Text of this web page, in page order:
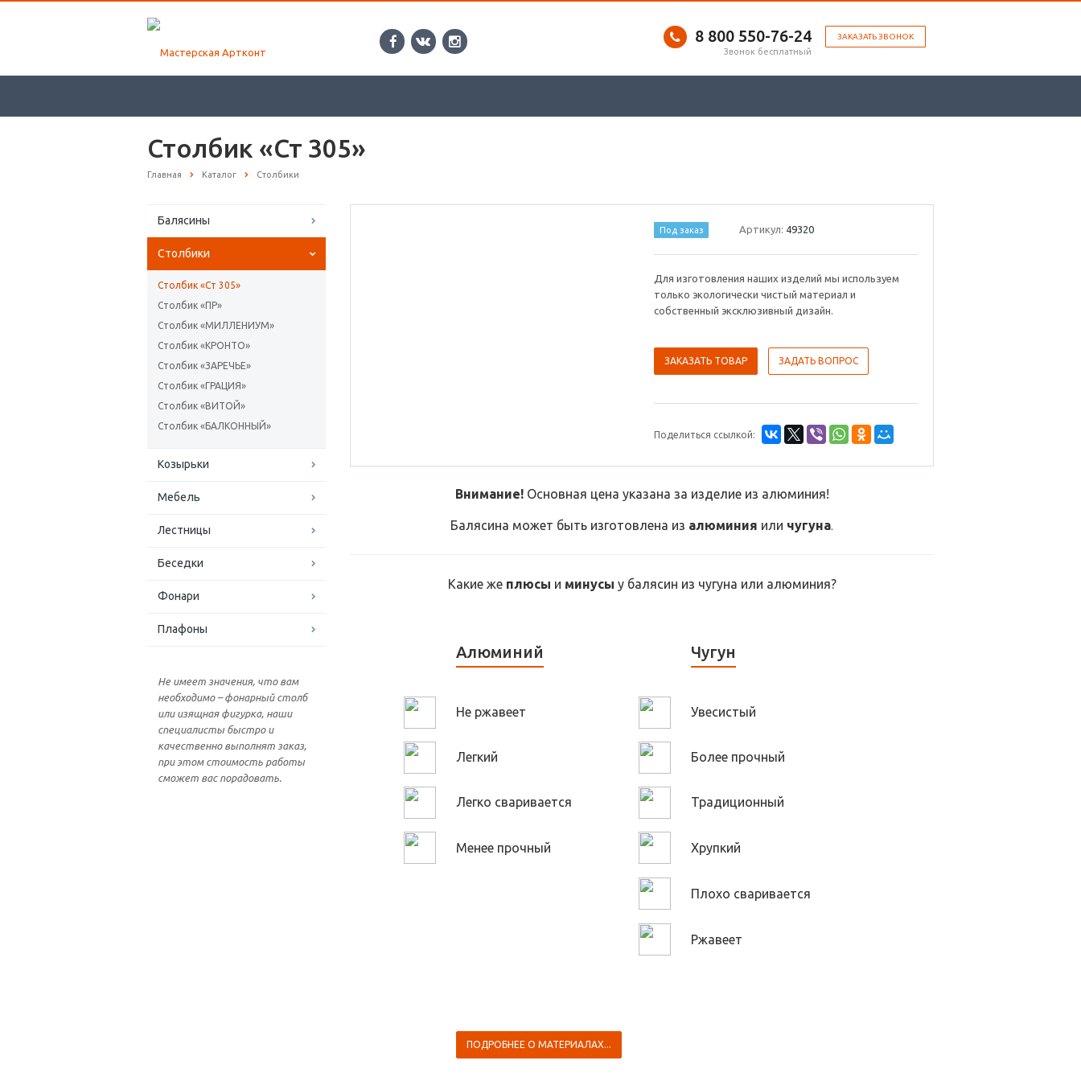
ЗАКАЗАТЬ ЗВОНОК
8 800 ‎550-76-24
Звонок бесплатный
Столбик «Ст 305»
Главная Каталог Столбики
Балясины
Столбики
Столбик «Ст 305»
Столбик «ПР»
Столбик «МИЛЛЕНИУМ»
Столбик «КРОНТО»
Столбик «ЗАРЕЧЬЕ»
Столбик «ГРАЦИЯ»
Столбик «ВИТОЙ»
Столбик «БАЛКОННЫЙ»
Козырьки
Мебель
Лестницы
Беседки
Фонари
Плафоны
Не имеет значения, что вам
необходимо – фонарный столб
или изящная фигурка, наши
специалисты быстро и
качественно выполнят заказ,
при этом стоимость работы
сможет вас порадовать.
Под заказ Артикул: 49320
Для изготовления наших изделий мы используем
только экологически чистый материал и
собственный эксклюзивный дизайн.
ЗАКАЗАТЬ ТОВАР ЗАДАТЬ ВОПРОС
Поделиться ссылкой:
Внимание! Основная цена указана за изделие из алюминия!
Балясина может быть изготовлена из алюминия или чугуна.
Какие же плюсы и минусы у балясин из чугуна или алюминия?
Алюминий Чугун
Не ржавеет Увесистый
Легкий Более прочный
Легко сваривается Традиционный
Менее прочный Хрупкий
Плохо сваривается
Ржавеет
ПОДРОБНЕЕ О МАТЕРИАЛАХ...